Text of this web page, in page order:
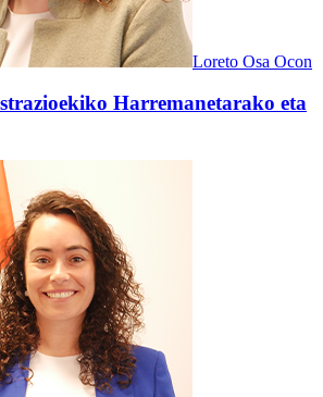
Loreto Osa Ocon
Harremanetarako eta